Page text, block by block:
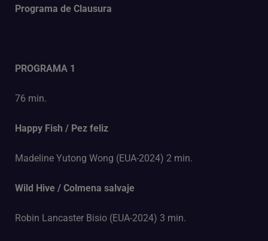
Programa de Clausura
PROGRAMA 1
76 min.
Happy Fish / Pez feliz
Madeline Yutong Wong (EUA-2024) 2 min.
Wild Hive / Colmena salvaje
Robin Lancaster Bisio (EUA-2024) 3 min.